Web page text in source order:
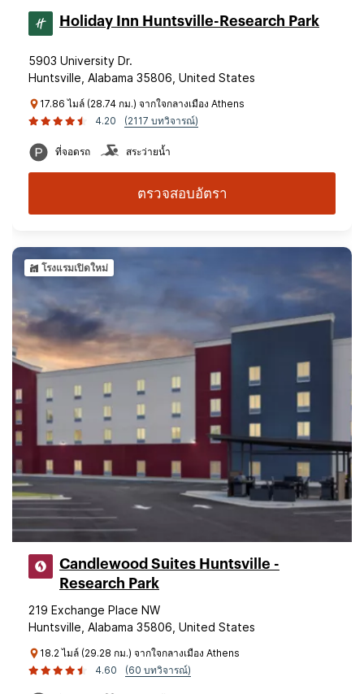
Holiday Inn Huntsville-Research Park
5903 University Dr.
Huntsville, Alabama 35806, United States
17.86 ไมล์ (28.74 กม.) จากใจกลางเมือง Athens
4.20
(2117 บทวิจารณ์)
ที่จอดรถ สระว่ายน้ำ
ตรวจสอบอัตรา
โรงแรมเปิดใหม่
Candlewood Suites Huntsville -
Research Park
219 Exchange Place NW
Huntsville, Alabama 35806, United States
18.2 ไมล์ (29.28 กม.) จากใจกลางเมือง Athens
4.60
(60 บทวิจารณ์)